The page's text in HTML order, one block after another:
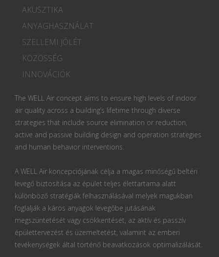
AKUSZTIKA
ANYAGHASZNÁLAT
SZELLEMI JÓLÉT
KÖZÖSSÉG
INNOVÁCIÓK
The WELL Air concept aims to ensure high levels of indoor
air quality across a building’s lifetime through diverse
strategies that include source elimination or reduction,
active and passive building design and operation strategies
and human behavior interventions.
A WELL Air koncepciójának célja a magas minőségű beltéri
levegő biztosítása az épület teljes élettartama alatt
különböző stratégiák felhasználásával melyek magukban
foglalják a káros anyagok levegőbe jutásának
megszüntetését vagy csökkentését, az aktív és passzív
épülettervezést és üzemeltetést, valamint az emberi
tevékenységek által történő beavatkozások optimalizálását.